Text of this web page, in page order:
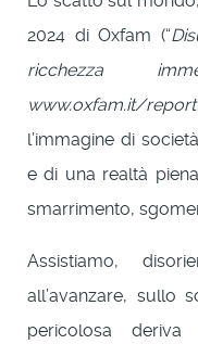
2024 di Oxfam (“
ricchezza
www.oxfam.it/
l’immagine di
e di una realtà
smarrimento,
Assistiamo,
all’avanzare, sullo
pericolosa